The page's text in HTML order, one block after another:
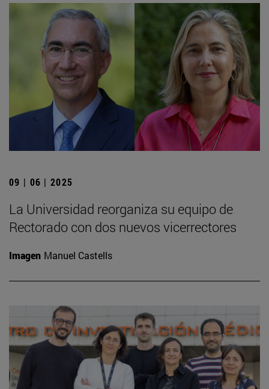
09 | 06 | 2025
La Universidad reorganiza su equipo de
Rectorado con dos nuevos vicerrectores
Imagen Manuel Castells